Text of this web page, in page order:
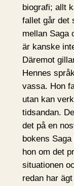
biografi; allt
fallet går det
mellan Saga
är kanske
Däremot
Hennes
vassa. Hon
utan kan
tidsandan.
det på en
bokens
hon om det
situationen
redan har